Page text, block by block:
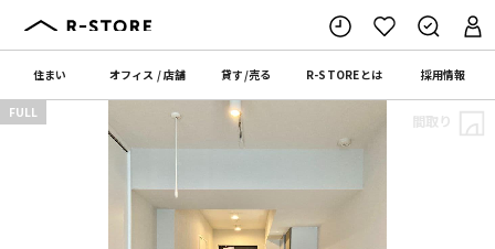
住まい オフィス /店舗 貸す/売る R-STOREとは 採用情報
FULL 間取り